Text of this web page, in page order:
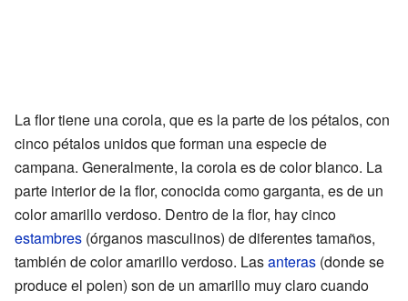
La flor tiene una corola, que es la parte de los pétalos, con
cinco pétalos unidos que forman una especie de
campana. Generalmente, la corola es de color blanco. La
parte interior de la flor, conocida como garganta, es de un
color amarillo verdoso. Dentro de la flor, hay cinco
estambres (órganos masculinos) de diferentes tamaños,
también de color amarillo verdoso. Lasanteras (donde se
produce el polen) son de un amarillo muy claro cuando